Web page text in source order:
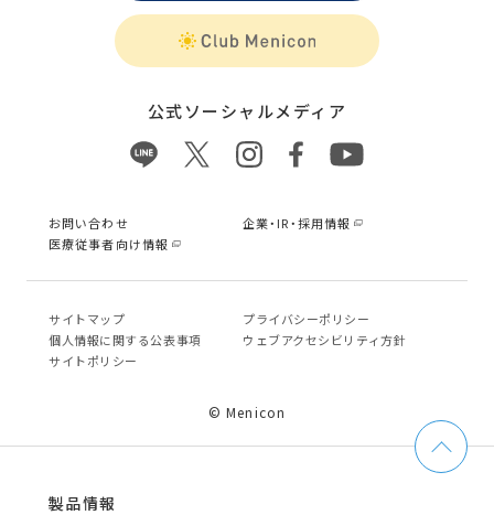
公式ソーシャルメディア
お問い合わせ
企業・IR・採用情報
医療従事者向け情報
サイトマップ
プライバシーポリシー
個⼈情報に関する公表事項
ウェブアクセシビリティ方針
サイトポリシー
© Menicon
製品情報